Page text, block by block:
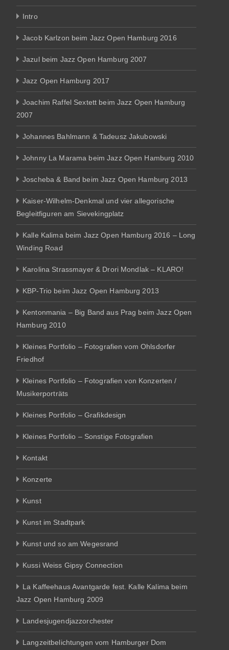
Intro
Jacob Karlzon beim Jazz Open Hamburg 2016
Jazul beim Jazz Open Hamburg 2007
Jazz Open Hamburg 2017
Joachim Raffel Sextett beim Jazz Open Hamburg
2007
Johannes Bahlmann & Tadeusz Jakubowski
Johnny La Marama beim Jazz Open Hamburg 2010
Joscheba & Band beim Jazz Open Hamburg 2013
Kaiser-Wilhelm-Denkmal und vier allegorische
Begleitfiguren am Sievekingplatz
Kalle Kalima beim Jazz Open Hamburg 2016 – Long
Winding Road
Karolina Strassmayer & Drori Mondlak – KLARO!
KBP-Trio beim Jazz Open Hamburg 2013
Kentonmania – Big Band aus Prag beim Jazz Open
Hamburg 2010
Kleines Portfolio – Fotografien vom Ohlsdorfer
Friedhof
Kleines Portfolio – Fotografien von Konzerten /
Musikerporträts
Kleines Portfolio – Grafikdesign
Kleines Portfolio – Sonstige Fotografien
Kontakt
Konzerte
Kunst
Kunst im Stadtpark
Kunst und so am Wegesrand
Kussi Weiss Gipsy Connection
La Kaffeehaus Avantgarde fest. Kalle Kalima beim
Jazz Open Hamburg 2009
Landesjugendjazzorchester
Langzeitbelichtungen vom Hamburger Dom